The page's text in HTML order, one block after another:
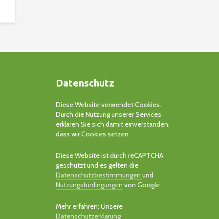
Datenschutz
Diese Website verwendet Cookies.
Durch die Nutzung unserer Services
erklären Sie sich damit einverstanden,
dass wir Cookies setzen.
Diese Website ist durch reCAPTCHA
geschützt und es gelten die
Datenschutzbestimmungen und
Nutzungsbedingungen von Google.
Mehr erfahren: Unsere
Datenschutzerklärung